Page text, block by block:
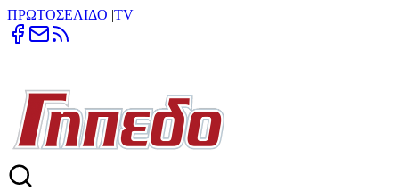
ΠΡΩΤΟΣΕΛΙΔΟ |TV